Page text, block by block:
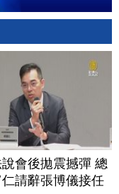
會後拋震撼彈 總
仁請辭張博儀接任